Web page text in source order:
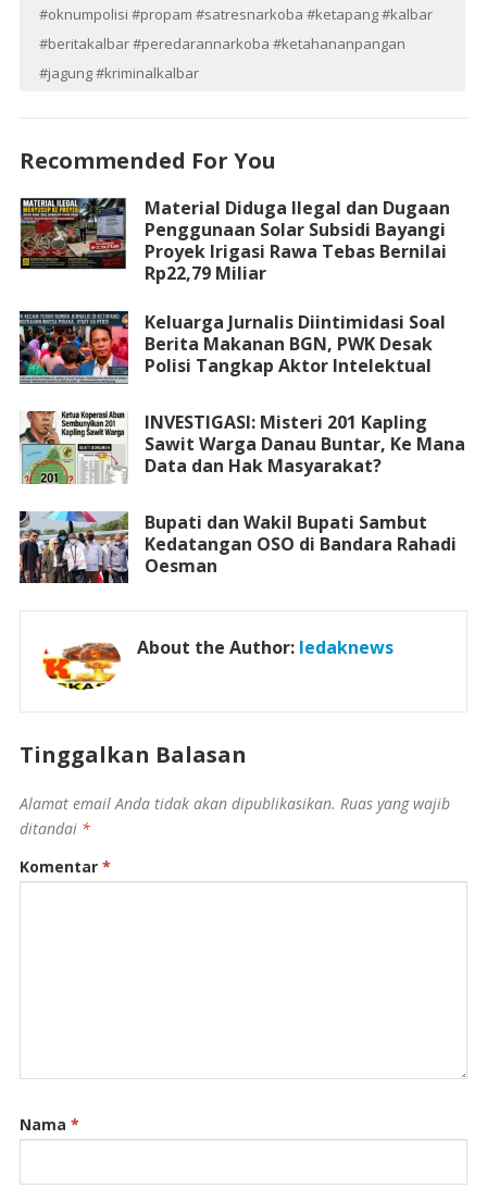
#oknumpolisi #propam #satresnarkoba #ketapang #kalbar
#beritakalbar #peredarannarkoba #ketahananpangan
#jagung #kriminalkalbar
Recommended For You
Material Diduga Ilegal dan Dugaan
Penggunaan Solar Subsidi Bayangi
Proyek Irigasi Rawa Tebas Bernilai
Rp22,79 Miliar
Keluarga Jurnalis Diintimidasi Soal
Berita Makanan BGN, PWK Desak
Polisi Tangkap Aktor Intelektual
INVESTIGASI: Misteri 201 Kapling
Sawit Warga Danau Buntar, Ke Mana
Data dan Hak Masyarakat?
Bupati dan Wakil Bupati Sambut
Kedatangan OSO di Bandara Rahadi
Oesman
About the Author: ledaknews
Tinggalkan Balasan
Alamat email Anda tidak akan dipublikasikan. Ruas yang wajib
ditandai *
Komentar *
Nama *